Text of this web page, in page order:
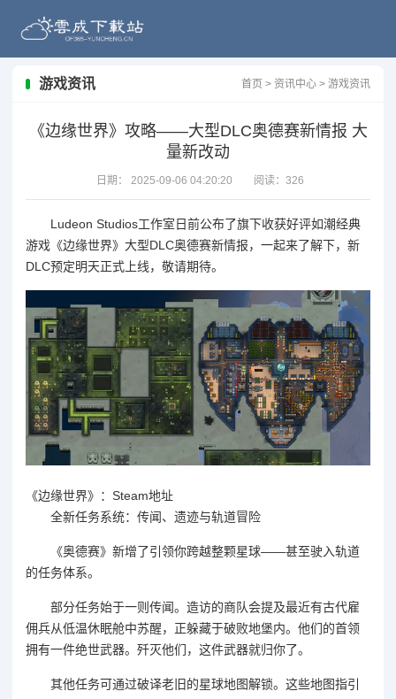
游戏资讯 首页 > 资讯中心 > 游戏资讯
《边缘世界》攻略——大型DLC奥德赛新情报 大
量新改动
日期： 2025-09-06 04:20:20 阅读： 326
Ludeon Studios工作室日前公布了旗下收获好评如潮经典
游戏《边缘世界》大型DLC奥德赛新情报，一起来了解下，新
DLC预定明天正式上线，敬请期待。
《边缘世界》：Steam地址
全新任务系统：传闻、遗迹与轨道冒险
《奥德赛》新增了引领你跨越整颗星球——甚至驶入轨道
的任务体系。
部分任务始于一则传闻。造访的商队会提及最近有古代雇
佣兵从低温休眠舱中苏醒，正躲藏于破败地堡内。他们的首领
拥有一件绝世武器。歼灭他们，这件武器就归你了。
其他任务可通过破译老旧的星球地图解锁。这些地图指引